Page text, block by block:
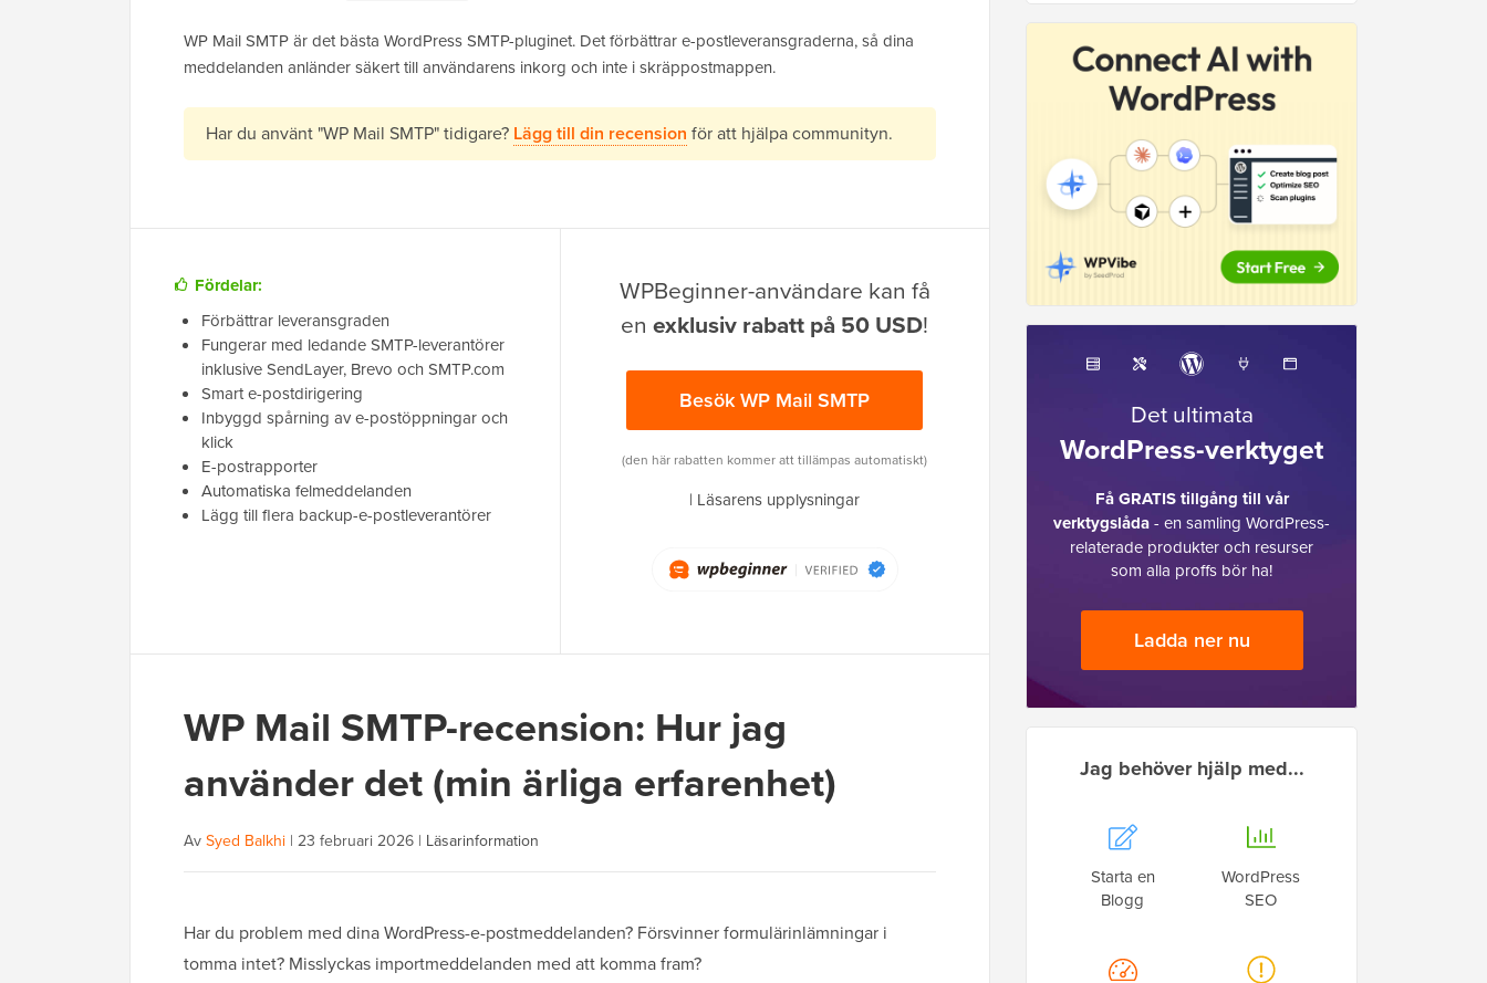
WP Mail SMTP är det bästa WordPress SMTP-pluginet. Det förbättrar e-postleveransgraderna, så dina
meddelanden anländer säkert till användarens inkorg och inte i skräppostmappen.
Har du använt "WP Mail SMTP" tidigare? Lägg till din recension för att hjälpa communityn.
Fördelar:
Förbättrar leveransgraden
Fungerar med ledande SMTP-leverantörer
inklusive SendLayer, Brevo och SMTP.com
Smart e-postdirigering
Inbyggd spårning av e-postöppningar och
klick
E-postrapporter
Automatiska felmeddelanden
Lägg till flera backup-e-postleverantörer
WPBeginner-användare kan få
enexklusiv rabatt på 50 USD!
Besök WP Mail SMTP
(den här rabatten kommer att tillämpas automatiskt)
| Läsarens upplysningar
WP Mail SMTP-recension: Hur jag
använder det (min ärliga erfarenhet)
Av Syed Balkhi | 23 februari 2026 | Läsarinformation
Har du problem med dina WordPress-e-postmeddelanden? Försvinner formulärinlämningar i
tomma intet? Misslyckas importmeddelanden med att komma fram?
Det ultimata
WordPress-verktyget
Få GRATIS tillgång till vår
verktygslåda- en samling WordPress-
relaterade produkter och resurser
som alla proffs bör ha!
Ladda ner nu
Jag behöver hjälp med...
Starta en
Blogg
WordPress
SEO